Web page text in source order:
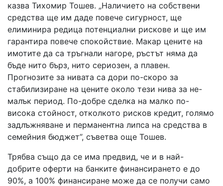
казва Тихомир Тошев. „Наличието на собствени
средства ще им даде повече сигурност, ще
елиминира редица потенциални рискове и ще им
гарантира повече спокойствие. Макар цените на
имотите да са тръгнали нагоре, ръстът няма да
бъде нито бърз, нито сериозен, а плавен.
Прогнозите за нивата са дори по-скоро за
стабилизиране на цените около тези нива за не-
малък период. По-добре сделка на малко по-
висока стойност, отколкото рисков кредит, голямо
задлъжняване и перманентна липса на средства в
семейния бюджет”, съветва още Тошев.
Трябва също да се има предвид, че и в най-
добрите оферти на банките финансирането е до
90%, а 100% финансиране може да се получи само